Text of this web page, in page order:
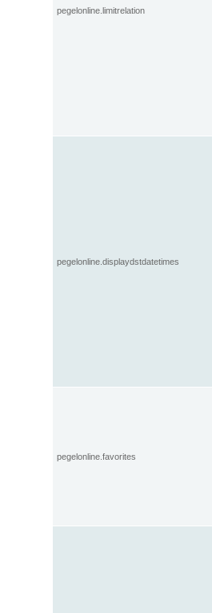
pegelonline.limitrelation
pegelonline.displaydstdatetimes
pegelonline.favorites